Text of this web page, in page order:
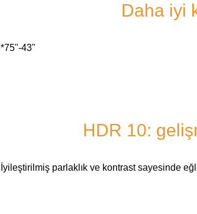
Daha iyi
*75"-43"
HDR 10:
İyileştirilmiş parlaklık ve kontrast sayesinde